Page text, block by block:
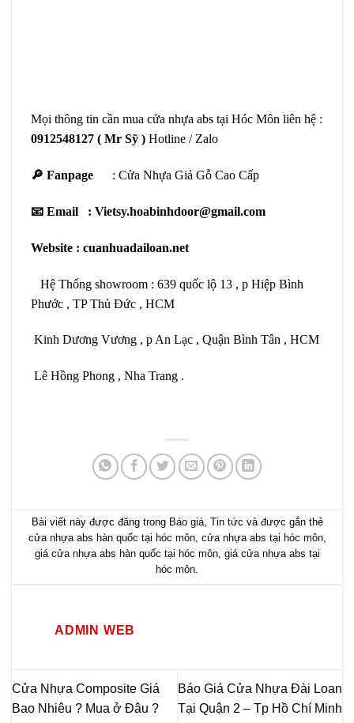
Mọi thông tin cần mua cửa nhựa abs tại Hóc Môn liên hệ :
0912548127 ( Mr Sỹ ) Hotline / Zalo
🔎 Fanpage : Cửa Nhựa Giả Gỗ Cao Cấp
📧 Email : Vietsy.hoabinhdoor@gmail.com
Website : cuanhuadailoan.net
Hệ Thống showroom : 639 quốc lộ 13 , p Hiệp Bình
Phước , TP Thủ Đức , HCM
Kinh Dương Vương , p An Lạc , Quận Bình Tân , HCM
Lê Hồng Phong , Nha Trang .
Bài viết này được đăng trong Báo giá, Tin tức và được gắn thẻ
cửa nhựa abs hàn quốc tại hóc môn, cửa nhựa abs tại hóc môn,
giá cửa nhựa abs hàn quốc tại hóc môn, giá cửa nhựa abs tại
hóc môn.
ADMIN WEB
Cửa Nhựa Composite Giá
Bao Nhiêu ? Mua ở Đâu ?
Báo Giá Cửa Nhựa Đài Loan
Tại Quận 2 – Tp Hồ Chí Minh